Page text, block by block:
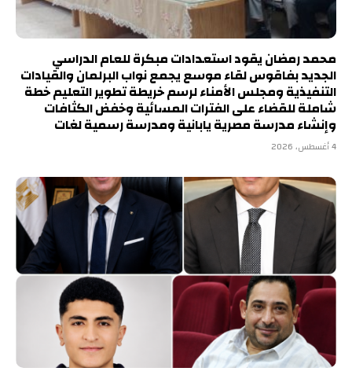
محمد رمضان يقود استعدادات مبكرة للعام الدراسي
الجديد بفاقوس لقاء موسع يجمع نواب البرلمان والقيادات
التنفيذية ومجلس الأمناء لرسم خريطة تطوير التعليم خطة
شاملة للقضاء على الفترات المسائية وخفض الكثافات
وإنشاء مدرسة مصرية يابانية ومدرسة رسمية لغات
4 أغسطس، 2026